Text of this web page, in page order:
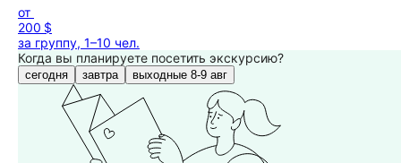
от
200 $
за группу, 1–10 чел.
Когда вы планируете посетить экскурсию?
сегодня завтра выходные 8-9 авг